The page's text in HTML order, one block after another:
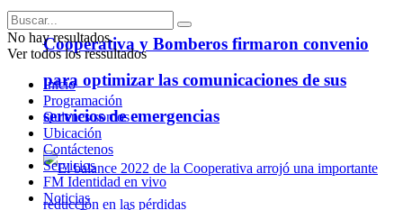
Cooperativa y Bomberos firmaron convenio
para optimizar las comunicaciones de sus
servicios de emergencias
No hay resultados.
Ver todos los ressultados
Inicio
Programación
Quienes somos
Ubicación
Contáctenos
Servicios
FM Identidad en vivo
Noticias